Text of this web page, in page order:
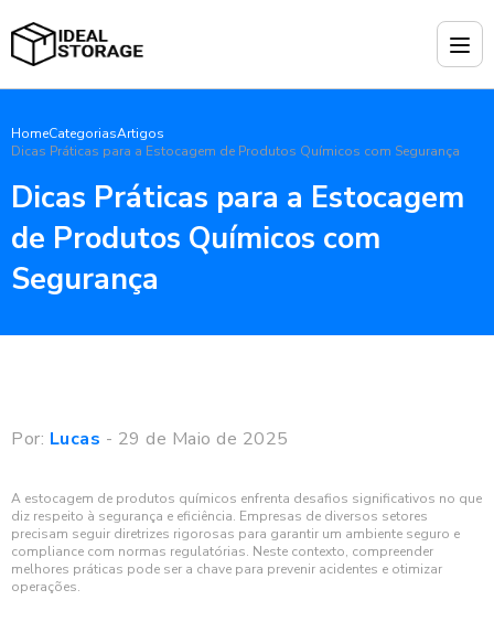
HomeCategoriasArtigos
Dicas Práticas para a Estocagem de Produtos Químicos com Segurança
Dicas Práticas para a Estocagem
de Produtos Químicos com
Segurança
Por: Lucas - 29 de Maio de 2025
A estocagem de produtos químicos enfrenta desafios significativos no que
diz respeito à segurança e eficiência. Empresas de diversos setores
precisam seguir diretrizes rigorosas para garantir um ambiente seguro e
compliance com normas regulatórias. Neste contexto, compreender
melhores práticas pode ser a chave para prevenir acidentes e otimizar
operações.